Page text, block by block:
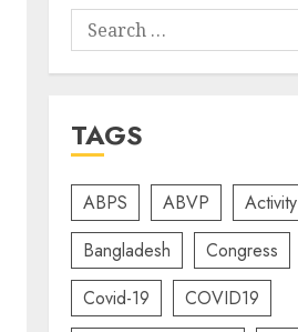
Search
for:
TAGS
ABPS ABVP Activity
Bangladesh
Congress
Covid-19
COVID19